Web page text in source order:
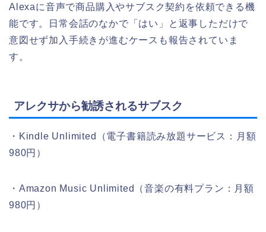
Alexaに音声で商品購入やサブスク契約を依頼できる機
能です。日常会話のなかで「はい」と返事しただけで
意図せず加入手続きが進むケースも報告されていま
す。
アレクサから勧誘されるサブスク
・Kindle Unlimited（電子書籍読み放題サービス：月額
980円）
・Amazon Music Unlimited（音楽の有料プラン：月額
980円）